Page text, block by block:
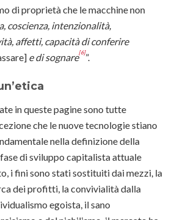
di proprietà che le macchine non
coscienza, intenzionalità,
affetti, capacità di conferire
e di sognare[6]”.
in queste pagine sono tutte
che le nuove tecnologie stiano
nella definizione della
di sviluppo capitalista attuale
i fini sono stati sostituiti dai mezzi, la
dei profitti, la convivialità dalla
egoista, il sano